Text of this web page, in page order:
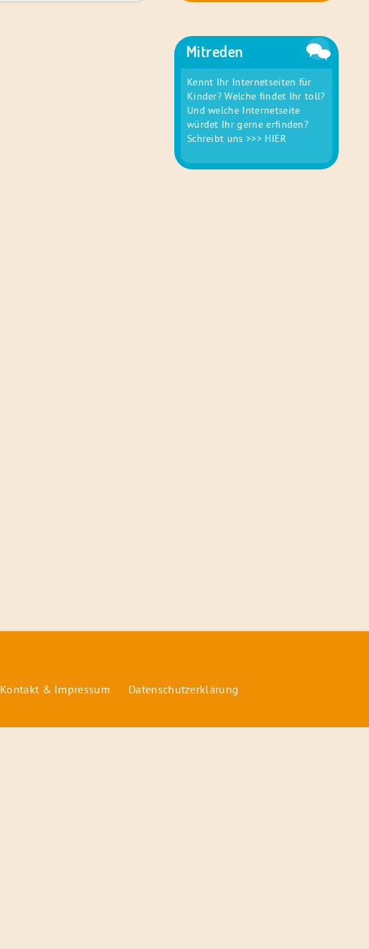
Mitreden
Kennt Ihr Internetseiten für
Kinder? Welche findet Ihr toll?
Und welche Internetseite
würdet Ihr gerne erfinden?
Schreibt uns>>> HIER
Kontakt & Impressum Datenschutzerklärung